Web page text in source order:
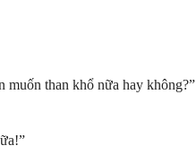
muốn than khổ nữa hay không?”